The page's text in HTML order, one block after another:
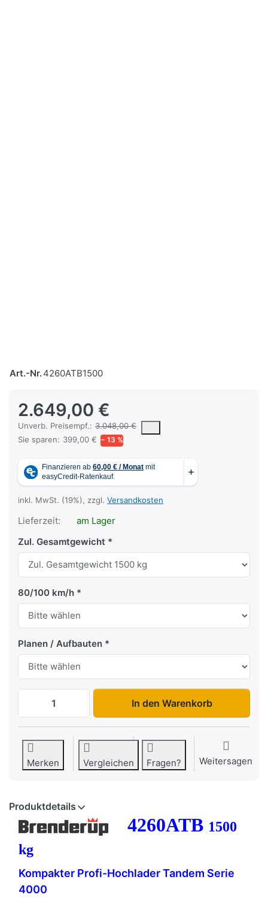
Art.-Nr.4260ATB1500
2.649,00 €
Unverb. Preisempf.: 3.048,00 €
Die UVP ist der vorgeschlagene oder empfohlene Verkaufspreis
Sie sparen: 399,00 € − 13 %
inkl. MwSt. (19%), zzgl. Versandkosten
Lieferzeit:
am Lager
Zul. Gesamtgewicht
80/100 km/h
Planen / Aufbauten
4260ATB1500 zu 2.649,00 €, Menge 1.
In den Warenkorb
Merken Vergleichen Fragen? Weitersagen
Produktdetails
4260ATB 1500
kg
Kompakter Profi-Hochlader Tandem Serie
4000